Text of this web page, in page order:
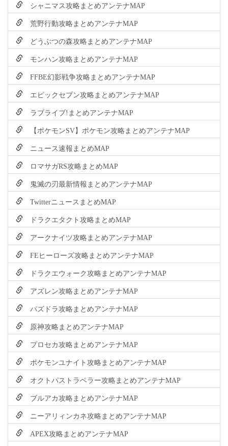
シャニマス攻略まとめアンテナMAP
荒野行動攻略まとめアンテナMAP
どうぶつの森攻略まとめアンテナMAP
モンハン攻略まとめアンテナMAP
FFBE幻影戦争攻略まとめアンテナMAP
エピックセブン攻略まとめアンテナMAP
ラブライブ!まとめアンテナMAP
【ポケモンSV】ポケモン攻略まとめアンテナMAP
ニュース速報まとめMAP
ロマサガRS攻略まとめMAP
鬼滅の刃最新情報まとめアンテナMAP
TwitterニュースまとめMAP
ドラクエタクト攻略まとめMAP
アークナイツ攻略まとめアンテナMAP
FEヒーローズ攻略まとめアンテナMAP
ドラクエウォーク攻略まとめアンテナMAP
アズレン攻略まとめアンテナMAP
パズドラ攻略まとめアンテナMAP
原神攻略まとめアンテナMAP
プロセカ攻略まとめアンテナMAP
ポケモンユナイト攻略まとめアンテナMAP
オクトパストラベラー攻略まとめアンテナMAP
ブルアカ攻略まとめアンテナMAP
ニーアリィンカネ攻略まとめアンテナMAP
APEX攻略まとめアンテナMAP